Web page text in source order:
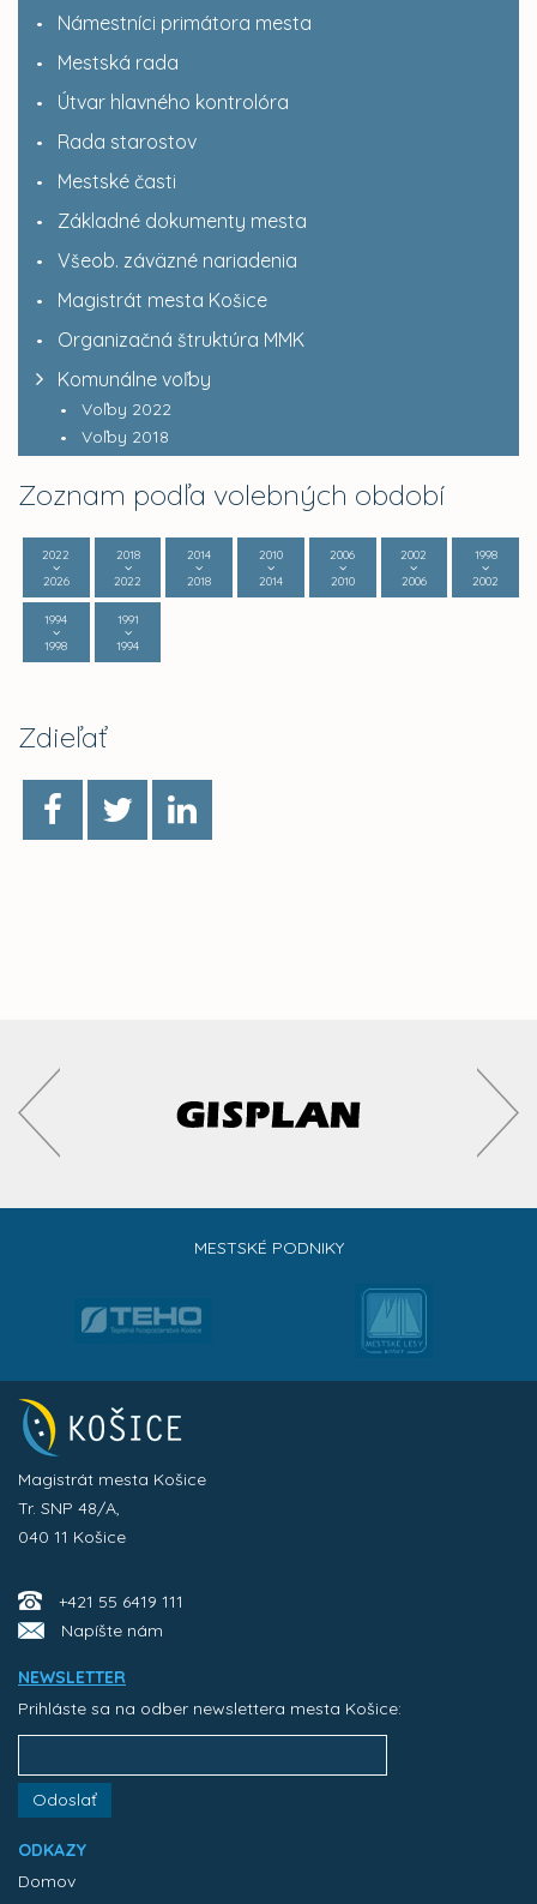
Námestníci primátora mesta
Mestská rada
Útvar hlavného kontrolóra
Rada starostov
Mestské časti
Základné dokumenty mesta
Všeob. záväzné nariadenia
Magistrát mesta Košice
Organizačná štruktúra MMK
Komunálne voľby
Voľby 2022
Voľby 2018
Zoznam podľa volebných období
2022
2026
2018
2022
2014
2018
2010
2014
2006
2010
2002
2006
1998
2002
1994
1998
1991
1994
Zdieľať
MESTSKÉ PODNIKY
Magistrát mesta Košice
Tr. SNP 48/A,
040 11 Košice
+421 55 6419 111
Napíšte nám
NEWSLETTER
Prihláste sa na odber newslettera mesta Košice:
Odoslať
ODKAZY
Domov